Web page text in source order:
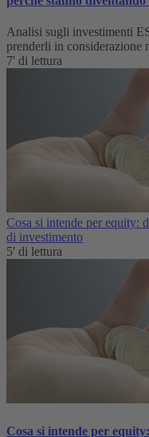
Analisi sugli investimenti
prenderli in considerazione
7' di lettura
Cosa si intende per equity:
di investimento
5' di lettura
Cosa si intende per